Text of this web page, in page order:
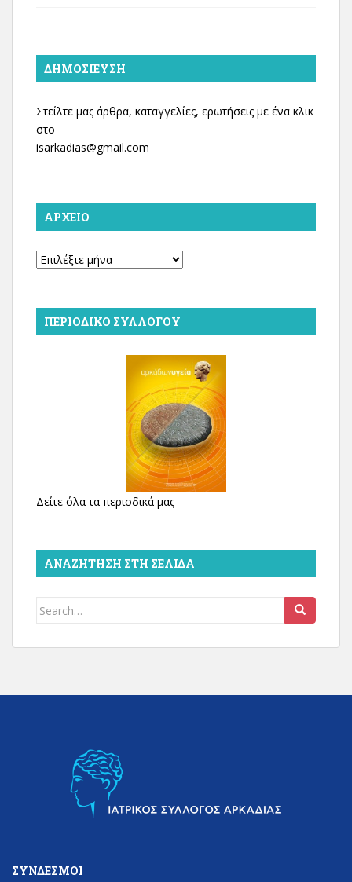
ΔΗΜΟΣΊΕΥΣΗ
Στείλτε μας άρθρα, καταγγελίες, ερωτήσεις με ένα κλικ
στο
isarkadias@gmail.com
ΑΡΧΕΊΟ
Αρχείο
ΠΕΡΙΟΔΙΚΌ ΣΥΛΛΌΓΟΥ
Δείτε όλα τα περιοδικά μας
ΑΝΑΖΉΤΗΣΗ ΣΤΗ ΣΕΛΊΔΑ
Search
ΣΎΝΔΕΣΜΟΙ